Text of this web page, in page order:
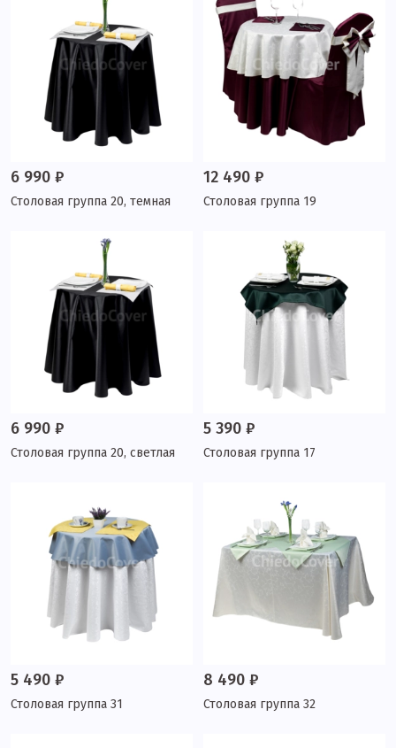
6 990 ₽
Столовая группа 20, темная
12 490 ₽
Столовая группа 19
6 990 ₽
Столовая группа 20, светлая
5 390 ₽
Столовая группа 17
5 490 ₽
Столовая группа 31
8 490 ₽
Столовая группа 32